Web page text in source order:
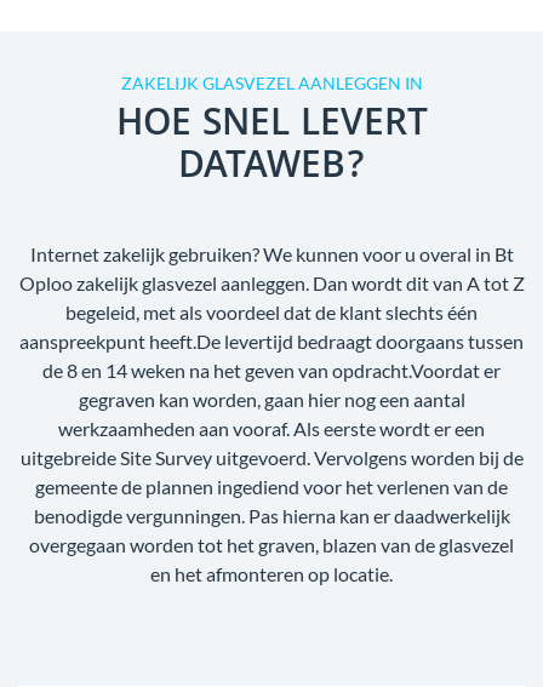
ZAKELIJK GLASVEZEL AANLEGGEN IN
HOE SNEL LEVERT
DATAWEB?
Internet zakelijk gebruiken? We kunnen voor u overal in Bt
Oploo zakelijk glasvezel aanleggen. Dan wordt dit van A tot Z
begeleid, met als voordeel dat de klant slechts één
aanspreekpunt heeft.De levertijd bedraagt doorgaans tussen
de 8 en 14 weken na het geven van opdracht.Voordat er
gegraven kan worden, gaan hier nog een aantal
werkzaamheden aan vooraf. Als eerste wordt er een
uitgebreide Site Survey uitgevoerd. Vervolgens worden bij de
gemeente de plannen ingediend voor het verlenen van de
benodigde vergunningen. Pas hierna kan er daadwerkelijk
overgegaan worden tot het graven, blazen van de glasvezel
en het afmonteren op locatie.